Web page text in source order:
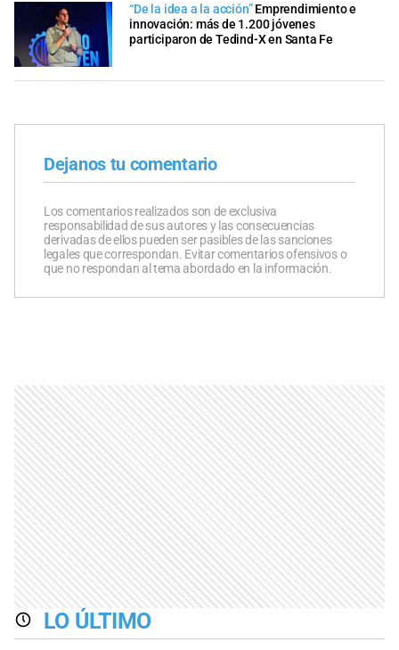
“De la idea a la acción” Emprendimiento e
innovación: más de 1.200 jóvenes
participaron de Tedind-X en Santa Fe
Dejanos tu comentario
Los comentarios realizados son de exclusiva
responsabilidad de sus autores y las consecuencias
derivadas de ellos pueden ser pasibles de las sanciones
legales que correspondan. Evitar comentarios ofensivos o
que no respondan al tema abordado en la información.
LO ÚLTIMO